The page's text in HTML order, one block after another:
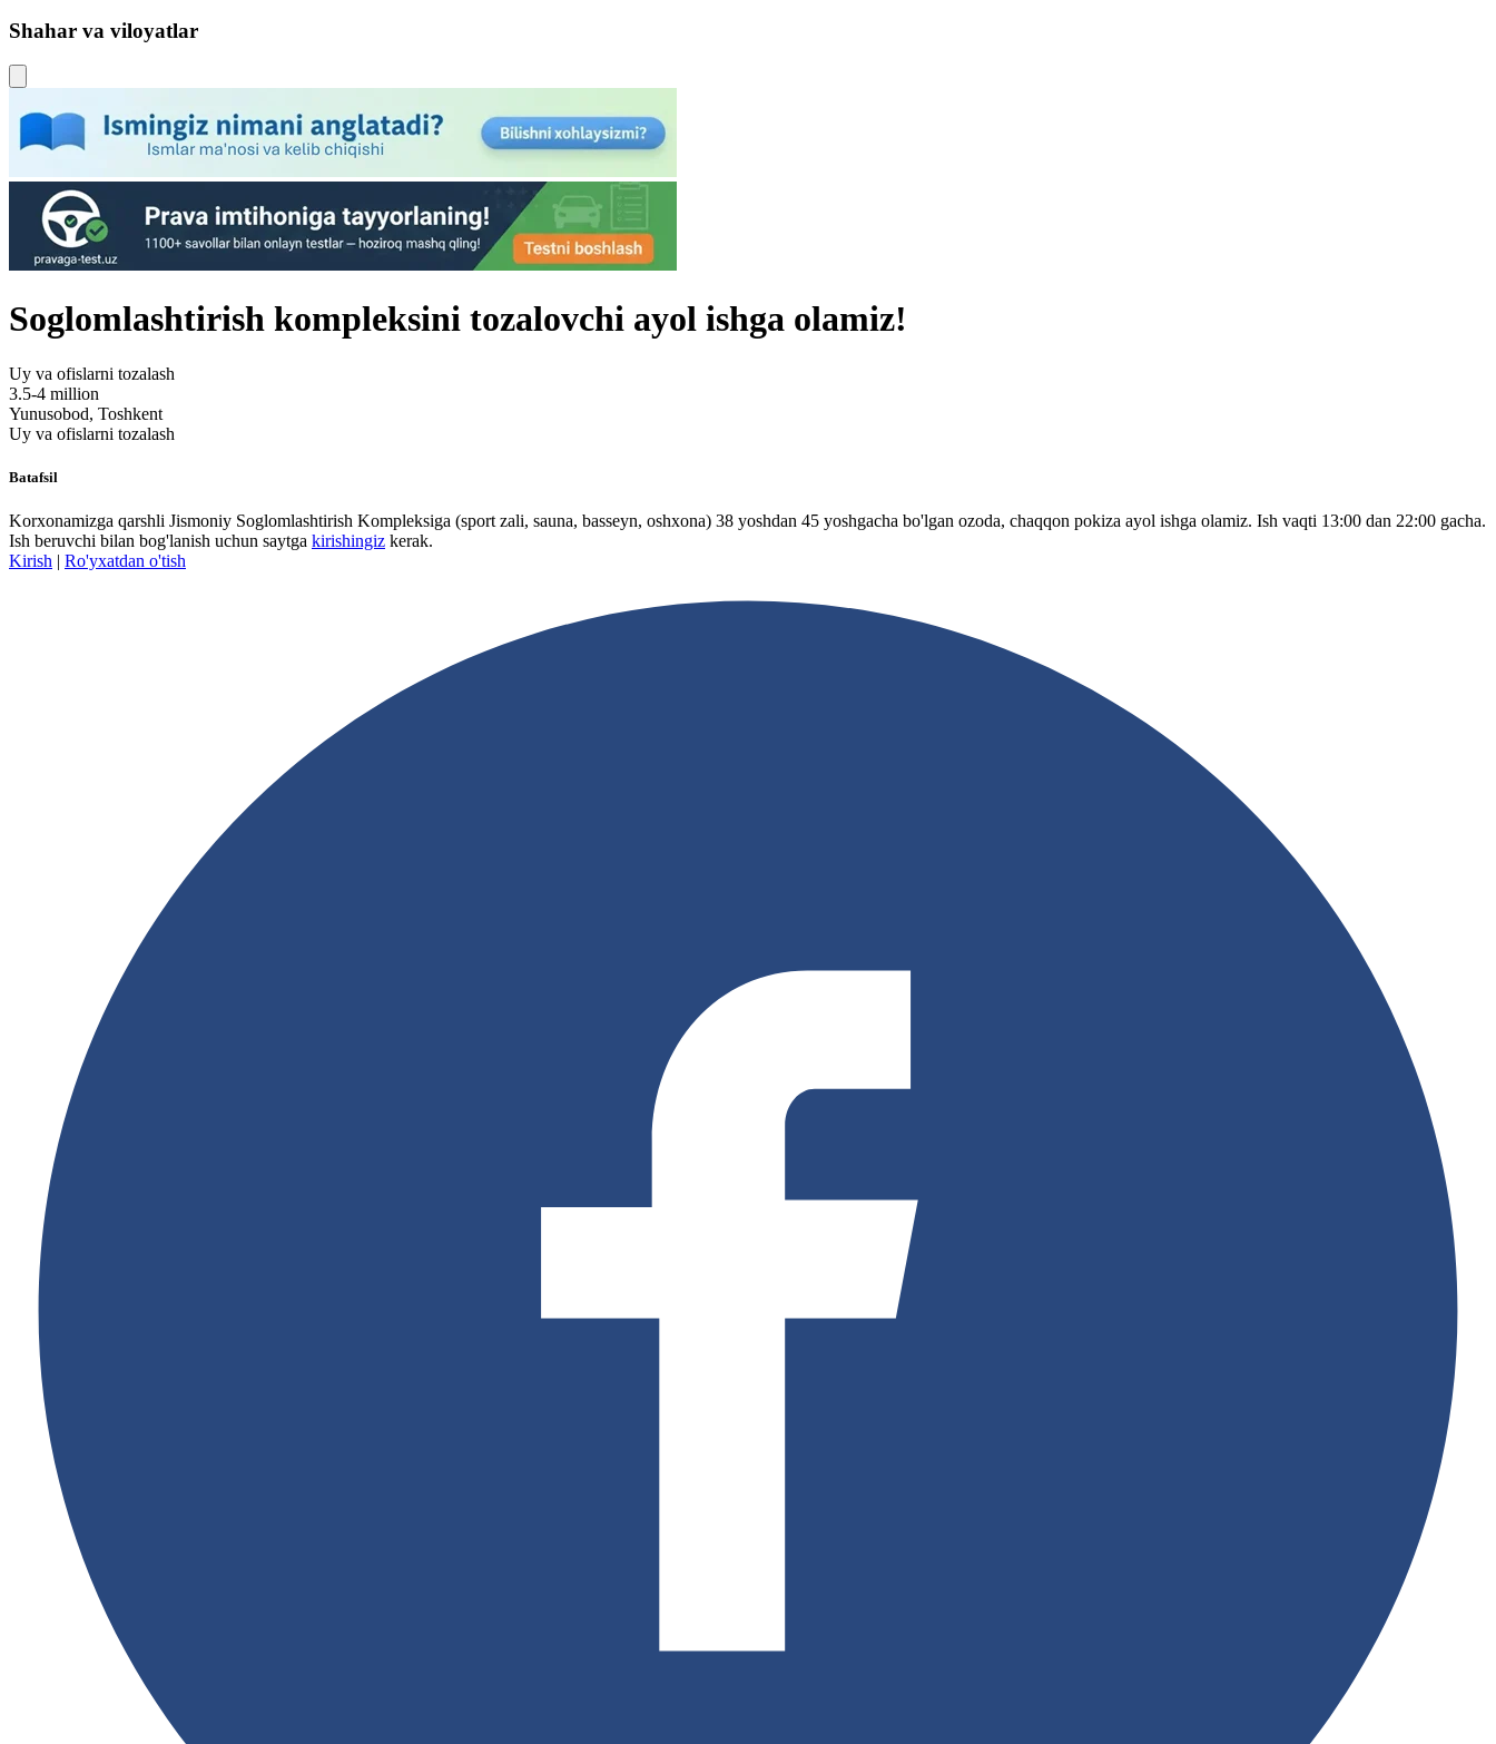
Shahar va viloyatlar
Soglomlashtirish kompleksini tozalovchi ayol ishga olamiz!
Uy va ofislarni tozalash
3.5-4 million
Yunusobod, Toshkent
Uy va ofislarni tozalash
Batafsil
Korxonamizga qarshli Jismoniy Soglomlashtirish Kompleksiga (sport zali, sauna, basseyn, oshxona) 38 yoshdan 45 yoshgacha bo'lgan ozoda, chaqqon pokiza ayol ishga olamiz. Ish vaqti 13:00 dan 22:00 gacha.
Ish beruvchi bilan bog'lanish uchun saytga kirishingiz kerak.
Kirish | Ro'yxatdan o'tish